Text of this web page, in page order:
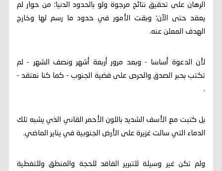
الرهان على تحقيق نتائح مرجوة ولو بالحدود الدنيا؛ من حوار لم
يعقد حتى الآن؛ وبقت الأمور في حدود ما رسم لها وخارج
الهدف المعلن عنه.
لأن الدعوة أساسا - وبعد مرور أربعة أشهر ونصف الشهر - لم
تكتب بحبر الصدق والحرص على قضية الجنوب - كما كنا نعتقد -
.
بل كتبت مع الأسف الشديد باللون الأحمر القاني الذي يشبه تلك
الدماء التي سالت غزيرة على الأرض الجنوبية في يناير الماضي.
ولم تكن غير وسيلة للتبرير الفاقد للحجة والمنطق وللتغطية